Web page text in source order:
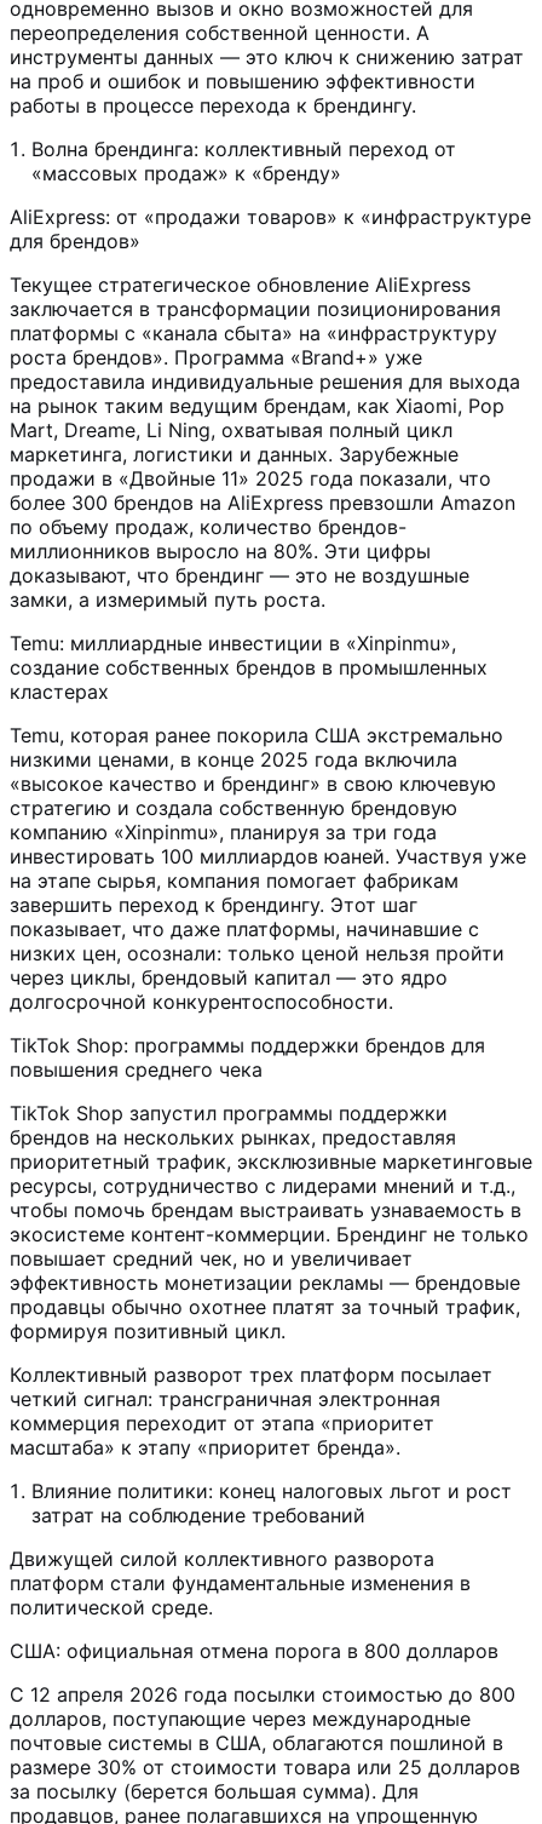
одновременно вызов и окно возможностей для
переопределения собственной ценности. А
инструменты данных — это ключ к снижению затрат
на проб и ошибок и повышению эффективности
работы в процессе перехода к брендингу.
Волна брендинга: коллективный переход от
«массовых продаж» к «бренду»
AliExpress: от «продажи товаров» к «инфраструктуре
для брендов»
Текущее стратегическое обновление AliExpress
заключается в трансформации позиционирования
платформы с «канала сбыта» на «инфраструктуру
роста брендов». Программа «Brand+» уже
предоставила индивидуальные решения для выхода
на рынок таким ведущим брендам, как Xiaomi, Pop
Mart, Dreame, Li Ning, охватывая полный цикл
маркетинга, логистики и данных. Зарубежные
продажи в «Двойные 11» 2025 года показали, что
более 300 брендов на AliExpress превзошли Amazon
по объему продаж, количество брендов-
миллионников выросло на 80%. Эти цифры
доказывают, что брендинг — это не воздушные
замки, а измеримый путь роста.
Temu: миллиардные инвестиции в «Xinpinmu»,
создание собственных брендов в промышленных
кластерах
Temu, которая ранее покорила США экстремально
низкими ценами, в конце 2025 года включила
«высокое качество и брендинг» в свою ключевую
стратегию и создала собственную брендовую
компанию «Xinpinmu», планируя за три года
инвестировать 100 миллиардов юаней. Участвуя уже
на этапе сырья, компания помогает фабрикам
завершить переход к брендингу. Этот шаг
показывает, что даже платформы, начинавшие с
низких цен, осознали: только ценой нельзя пройти
через циклы, брендовый капитал — это ядро
долгосрочной конкурентоспособности.
TikTok Shop: программы поддержки брендов для
повышения среднего чека
TikTok Shop запустил программы поддержки
брендов на нескольких рынках, предоставляя
приоритетный трафик, эксклюзивные маркетинговые
ресурсы, сотрудничество с лидерами мнений и т.д.,
чтобы помочь брендам выстраивать узнаваемость в
экосистеме контент-коммерции. Брендинг не только
повышает средний чек, но и увеличивает
эффективность монетизации рекламы — брендовые
продавцы обычно охотнее платят за точный трафик,
формируя позитивный цикл.
Коллективный разворот трех платформ посылает
четкий сигнал: трансграничная электронная
коммерция переходит от этапа «приоритет
масштаба» к этапу «приоритет бренда».
Влияние политики: конец налоговых льгот и рост
затрат на соблюдение требований
Движущей силой коллективного разворота
платформ стали фундаментальные изменения в
политической среде.
США: официальная отмена порога в 800 долларов
С 12 апреля 2026 года посылки стоимостью до 800
долларов, поступающие через международные
почтовые системы в США, облагаются пошлиной в
размере 30% от стоимости товара или 25 долларов
за посылку (берется большая сумма). Для
продавцов, ранее полагавшихся на упрощенную